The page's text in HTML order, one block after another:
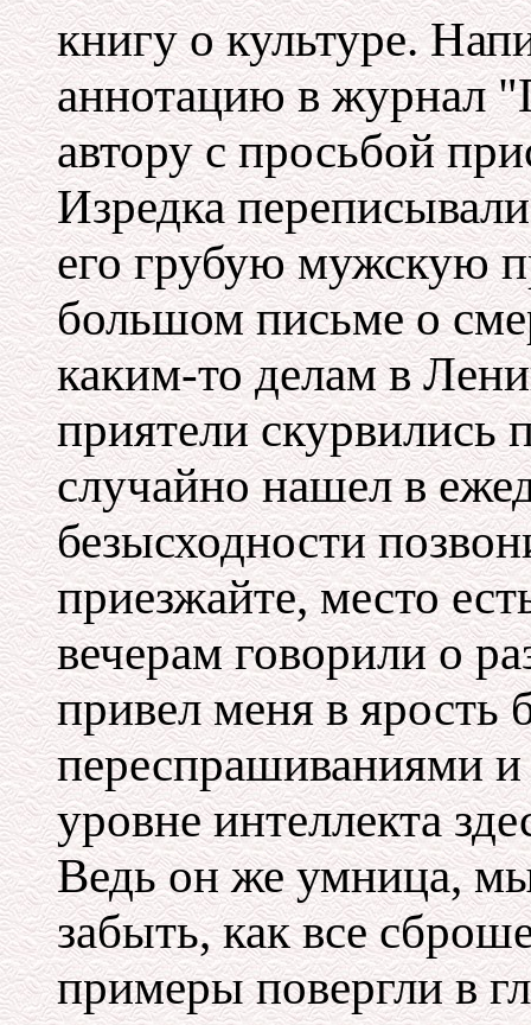
книгу о культуре.
аннотацию в журнал
автору с просьбой
Изредка
его грубую мужскую
большом письме о
каким-то делам в
приятели скурвились
случайно нашел в
безысходности
приезжайте, место
вечерам говорили о
привел меня в ярость
переспрашиваниями
уровне интеллекта
Ведь он же умница,
забыть, как все
примеры повергли в